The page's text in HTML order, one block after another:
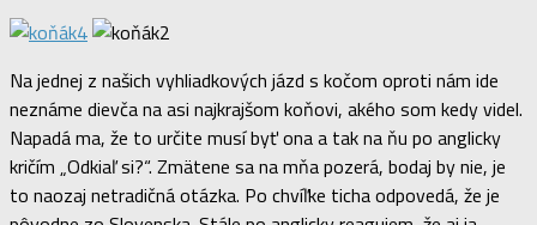
Na jednej z našich vyhliadkových jázd s kočom oproti nám ide
neznáme dievča na asi najkrajšom koňovi, akého som kedy videl.
Napadá ma, že to určite musí byť ona a tak na ňu po anglicky
kričím „Odkiaľ si?“. Zmätene sa na mňa pozerá, bodaj by nie, je
to naozaj netradičná otázka. Po chvíľke ticha odpovedá, že je